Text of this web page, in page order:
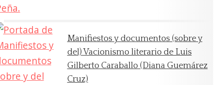
Manifiestos y documentos (sobre y
del) Vacionismo literario de Luis
Gilberto Caraballo (Diana Guemárez
Cruz)